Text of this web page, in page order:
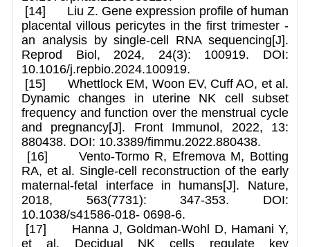
[14] Liu Z. Gene expression profile of human
placental villous pericytes in the first trimester -
an analysis by single-cell RNA sequencing[J].
Reprod Biol, 2024, 24(3): 100919. DOI:
10.1016/j.repbio.2024.100919.
[15] Whettlock EM, Woon EV, Cuff AO, et al.
Dynamic changes in uterine NK cell subset
frequency and function over the menstrual cycle
and pregnancy[J]. Front Immunol, 2022, 13:
880438. DOI: 10.3389/fimmu.2022.880438.
[16] Vento-Tormo R, Efremova M, Botting
RA, et al. Single-cell reconstruction of the early
maternal-fetal interface in humans[J]. Nature,
2018, 563(7731): 347-353. DOI:
10.1038/s41586-018- 0698-6.
[17] Hanna J, Goldman-Wohl D, Hamani Y,
et al. Decidual NK cells regulate key